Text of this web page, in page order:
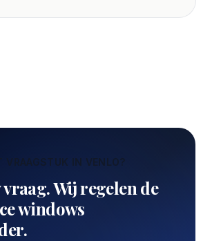
VRAAGSTUK IN VENLO?
Wij regelen de
windows